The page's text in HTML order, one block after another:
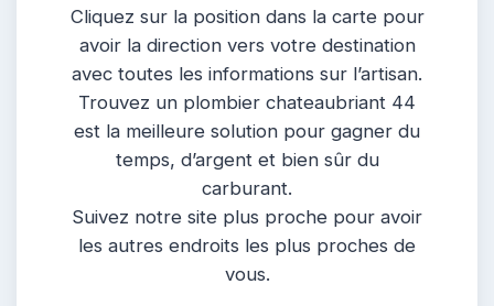
Cliquez sur la position dans la carte pour
avoir la direction vers votre destination
avec toutes les informations sur l’artisan.
Trouvez un plombier chateaubriant 44
est la meilleure solution pour gagner du
temps, d’argent et bien sûr du
carburant.
Suivez notre site plus proche pour avoir
les autres endroits les plus proches de
vous.